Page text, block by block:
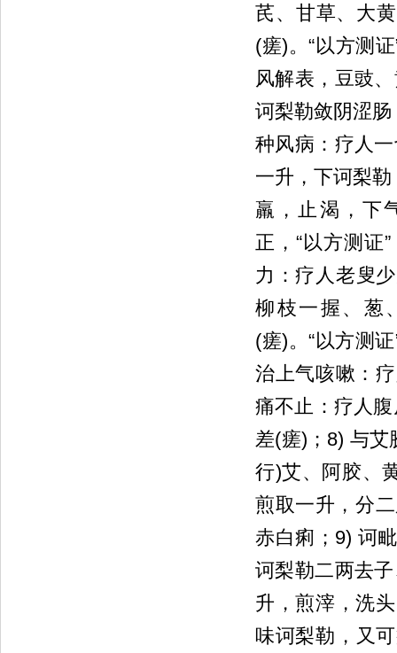
芪、甘草、大
(瘥)。“以方测
风解表，豆豉
诃梨勒敛阴涩
种风病：疗人
一升，下诃梨勒
羸，止渴，下
正，“以方测证
力：疗人老叟
柳枝一握、葱
(瘥)。“以方测
治上气咳嗽：
痛不止：疗人
差(瘥)；8) 与艾
行)艾、阿胶、
煎取一升，分
赤白痢；9) 诃
诃梨勒二两去
升，煎滓，洗
味诃梨勒，又